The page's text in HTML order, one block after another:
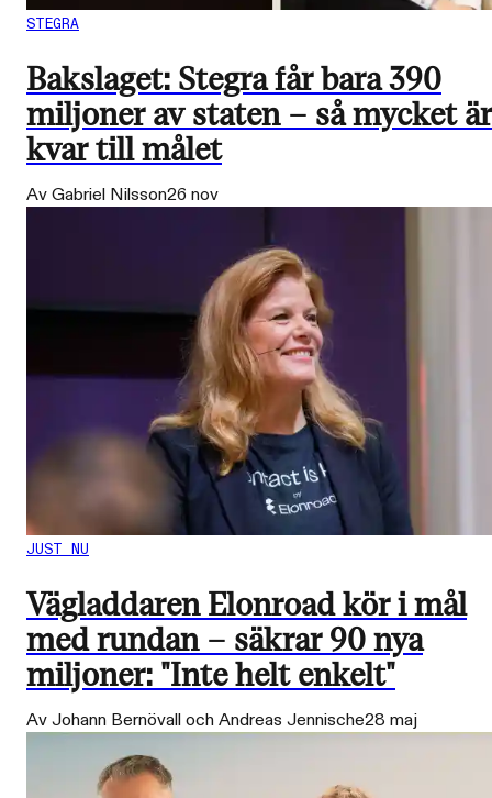
STEGRA
Bakslaget: Stegra får bara 390
miljoner av staten – så mycket är
kvar till målet
Av Gabriel Nilsson26 nov
JUST NU
Vägladdaren Elonroad kör i mål
med rundan – säkrar 90 nya
miljoner: "Inte helt enkelt"
Av Johann Bernövall och Andreas Jennische28 maj